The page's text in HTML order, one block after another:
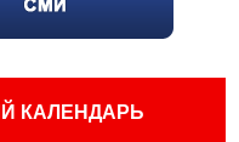
КАЛЕНДАРЬ